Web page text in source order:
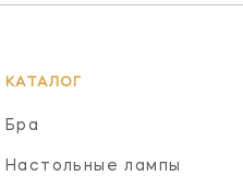
КАТАЛОГ
Бра
Настольные лампы